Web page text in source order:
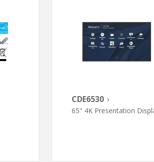
CDE6530
65" 4K Presentation